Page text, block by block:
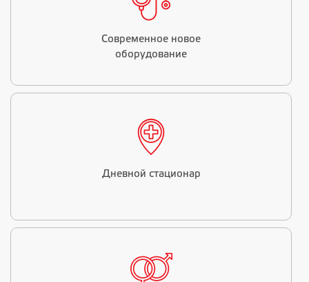
Современное новое
оборудование
Дневной стационар